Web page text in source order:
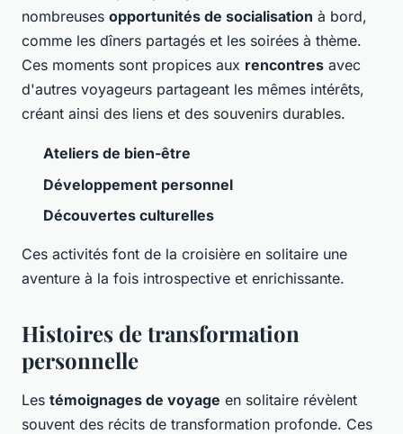
nombreuses opportunités de socialisation à bord,
comme les dîners partagés et les soirées à thème.
Ces moments sont propices aux rencontres avec
d'autres voyageurs partageant les mêmes intérêts,
créant ainsi des liens et des souvenirs durables.
Ateliers de bien-être
Développement personnel
Découvertes culturelles
Ces activités font de la croisière en solitaire une
aventure à la fois introspective et enrichissante.
Histoires de transformation
personnelle
Les témoignages de voyage en solitaire révèlent
souvent des récits de transformation profonde. Ces